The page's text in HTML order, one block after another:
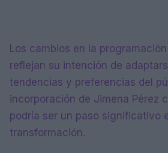
Los cambios en la
reflejan su intención de
tendencias y preferencias del
incorporación de Jimena Pérez
podría ser un paso significativo
transformación.